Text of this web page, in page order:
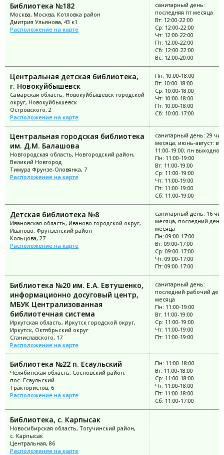
Библиотека №182
Москва, Москва, Котловка район
Дмитрия Ульянова, 43 к1
Расположение на карте
санитарный день:
последняя пт месяца
Вт: 12:00-22:00
Ср: 12:00-22:00
Чт: 12:00-22:00
Пт: 12:00-22:00
Сб: 12:00-22:00
Вс: 12:00-20:00
Центральная детская библиотека,
г. Новокуйбышевск
Самарская область, Новокуйбышевск городской
округ, Новокуйбышевск
Островского, 2
Расположение на карте
Пн: 10:00-18:00
Вт: 10:00-18:00
Ср: 10:00-18:00
Чт: 10:00-18:00
Пт: 10:00-18:00
Сб: 10:00-17:00
Центральная городская библиотека
им. Д.М. Балашова
Новгородская область, Новгородский район,
Великий Новгород
Тимура Фрунзе-Оловянка, 7
Расположение на карте
санитарный день: 29
месяца; июнь-август:
11:00-19:00; пн выходной
Пн: 11:00-19:00
Вт: 11:00-19:00
Ср: 11:00-19:00
Чт: 11:00-19:00
Пт: 11:00-19:00
Сб: 11:00-19:00
Детская библиотека №8
Ивановская область, Иваново городской округ,
Иваново, Фрунзенский район
Кольцова, 27
Расположение на карте
санитарный день: 16
месяца, последний день
месяца
Пн: 09:00-17:00
Вт: 09:00-17:00
Ср: 09:00-17:00
Чт: 09:00-17:00
Пт: 09:00-17:00
Библиотека №20 им. Е.А. Евтушенко,
информационно досуговый центр,
МБУК Централизованная
библиотечная система
Иркутская область, Иркутск городской округ,
Иркутск, Октябрьский округ
Станиславского, 17
Расположение на карте
санитарный день:
последний рабочий
месяца
Пн: 11:00-19:00
Вт: 11:00-19:00
Ср: 11:00-19:00
Чт: 11:00-19:00
Пт: 11:00-19:00
Библиотека №22 п. Есаульский
Челябинская область, Сосновский район,
пос. Есаульский
Трактористов, 6
Расположение на карте
Пн: 11:00-18:00
Вт: 11:00-18:00
Ср: 11:00-18:00
Чт: 11:00-18:00
Пт: 11:00-18:00
Сб: 11:00-17:00
Библиотека, с. Карпысак
Новосибирская область, Тогучинский район,
с. Карпысак
Центральная, 86
Расположение на карте